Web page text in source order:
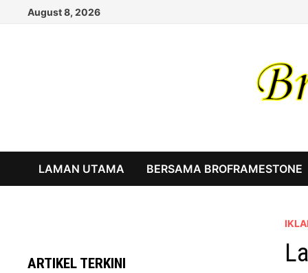
August 8, 2026
LAMAN UTAMA BERSAMA BROFRAMESTONE
ARTIKEL TERKINI